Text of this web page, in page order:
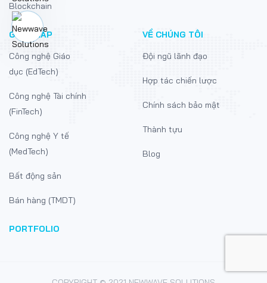
Blockchain
GIẢI PHÁP
Công nghệ Giáo
dục (EdTech)
Công nghệ Tài chính
(FinTech)
Công nghệ Y tế
(MedTech)
Bất động sản
Bán hàng (TMDT)
PORTFOLIO
VỀ CHÚNG TÔI
Đội ngũ lãnh đạo
Hợp tác chiến lược
Chính sách bảo mật
Thành tựu
Blog